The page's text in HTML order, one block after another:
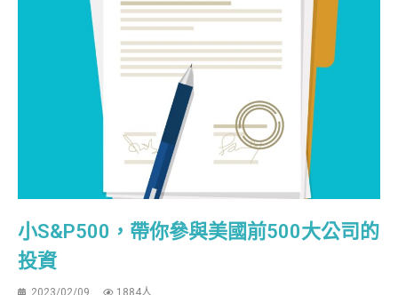
小S&P500，帶你參與美國前500大公司的
投資
2023/02/09 1884人